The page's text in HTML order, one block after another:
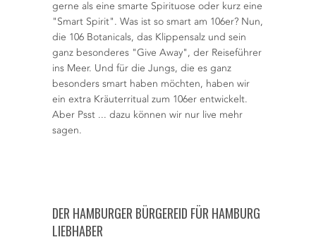
gerne als eine smarte Spirituose oder kurz eine
"Smart Spirit". Was ist so smart am 106er? Nun,
die 106 Botanicals, das Klippensalz und sein
ganz besonderes "Give Away", der Reiseführer
ins Meer. Und für die Jungs, die es ganz
besonders smart haben möchten, haben wir
ein extra Kräuterritual zum 106er entwickelt.
Aber Psst ... dazu können wir nur live mehr
sagen.
DER HAMBURGER BÜRGEREID FÜR HAMBURG
LIEBHABER